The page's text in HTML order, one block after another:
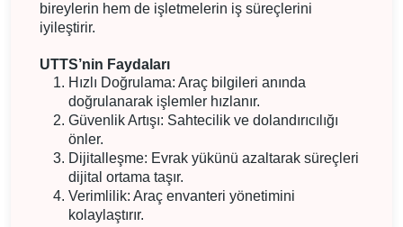
bireylerin hem de işletmelerin iş süreçlerini
iyileştirir.
UTTS’nin Faydaları
Hızlı Doğrulama: Araç bilgileri anında
doğrulanarak işlemler hızlanır.
Güvenlik Artışı: Sahtecilik ve dolandırıcılığı
önler.
Dijitalleşme: Evrak yükünü azaltarak süreçleri
dijital ortama taşır.
Verimlilik: Araç envanteri yönetimini
kolaylaştırır.